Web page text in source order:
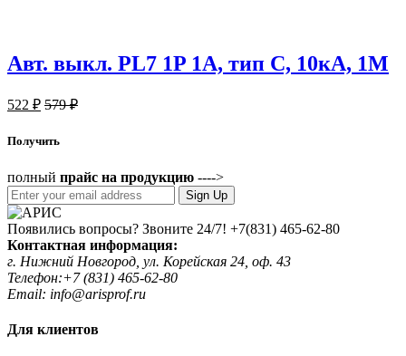
Авт. выкл. PL7 1P 1А, тип С, 10кА, 1М
522 ₽ 579₽
Получить
полный прайс на продукцию ---->
Sign Up
Появились вопросы? Звоните 24/7! +7(831) 465-62-80
Контактная информация:
г. Нижний Новгород, ул. Корейская 24, оф. 43
Телефон:+7 (831) 465-62-80
Email: info@arisprof.ru
Для клиентов